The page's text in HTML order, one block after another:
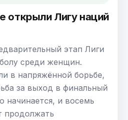
открыли Лигу наций
этап Лиги
среди женщин.
в напряжённой борьбе,
за выход в финальный
начинается, и восемь
продолжать